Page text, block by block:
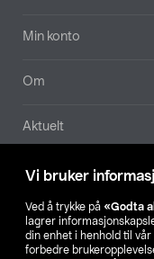
Vi bruker
Ved å trykke på «Godta
lagrer
din enhet i henhold til vår
forbedre
Min konto
Om
Aktuelt
Våre selskaper